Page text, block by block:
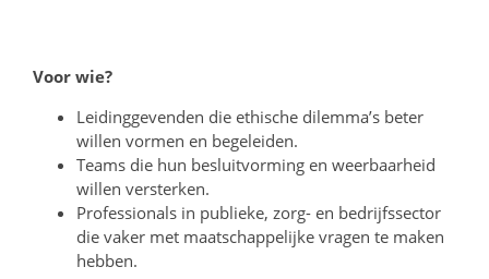
Voor wie?
Leidinggevenden die ethische dilemma’s beter
willen vormen en begeleiden.
Teams die hun besluitvorming en weerbaarheid
willen versterken.
Professionals in publieke, zorg- en bedrijfssector
die vaker met maatschappelijke vragen te maken
hebben.